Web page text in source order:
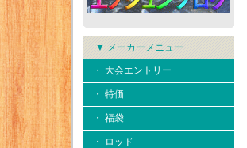
▼ メーカーメニュー
・ 大会エントリー
・ 特価
・ 福袋
・ ロッド